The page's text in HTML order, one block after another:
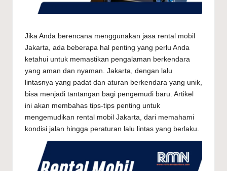
a
n
g
k
a
u
Jika Anda berencana menggunakan jasa rental mobil
Jakarta, ada beberapa hal penting yang perlu Anda
ketahui untuk memastikan pengalaman berkendara
yang aman dan nyaman. Jakarta, dengan lalu
lintasnya yang padat dan aturan berkendara yang unik,
bisa menjadi tantangan bagi pengemudi baru. Artikel
ini akan membahas tips-tips penting untuk
mengemudikan rental mobil Jakarta, dari memahami
kondisi jalan hingga peraturan lalu lintas yang berlaku.